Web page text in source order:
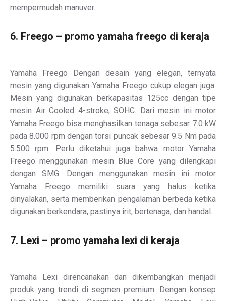
mempermudah manuver.
6. Freego – promo yamaha freego di keraja
Yamaha Freego Dengan desain yang elegan, ternyata
mesin yang digunakan Yamaha Freego cukup elegan juga.
Mesin yang digunakan berkapasitas 125cc dengan tipe
mesin Air Cooled 4-stroke, SOHC. Dari mesin ini motor
Yamaha Freego bisa menghasilkan tenaga sebesar 7.0 kW
pada 8.000 rpm dengan torsi puncak sebesar 9.5 Nm pada
5.500 rpm. Perlu diketahui juga bahwa motor Yamaha
Freego menggunakan mesin Blue Core yang dilengkapi
dengan SMG. Dengan menggunakan mesin ini motor
Yamaha Freego memiliki suara yang halus ketika
dinyalakan, serta memberikan pengalaman berbeda ketika
digunakan berkendara, pastinya irit, bertenaga, dan handal.
7. Lexi – promo yamaha lexi di keraja
Yamaha Lexi direncanakan dan dikembangkan menjadi
produk yang trendi di segmen premium. Dengan konsep